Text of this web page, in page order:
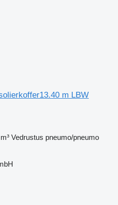
m LBW
Vedrustus pneumo/pneumo